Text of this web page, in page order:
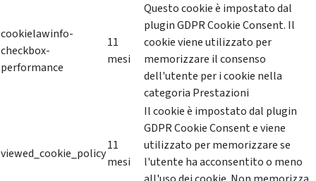
cookielawinfo-
checkbox-
performance
11
mesi
Questo cookie è impostato dal
plugin GDPR Cookie Consent. Il
cookie viene utilizzato per
memorizzare il consenso
dell'utente per i cookie nella
categoria Prestazioni
viewed_cookie_policy
11
mesi
Il cookie è impostato dal plugin
GDPR Cookie Consent e viene
utilizzato per memorizzare se
l'utente ha acconsentito o meno